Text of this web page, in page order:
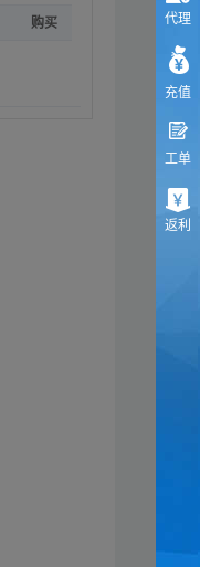
购买 代理
充值
工单
返利